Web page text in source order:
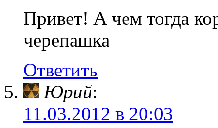
Привет! А чем тогда
черепашка
Ответить
Юрий:
11.03.2012 в 20:03